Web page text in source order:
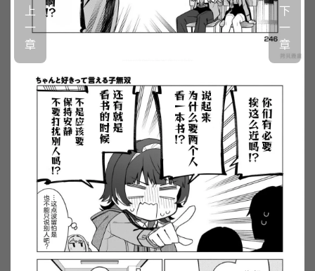
上
一
章
下
一
章